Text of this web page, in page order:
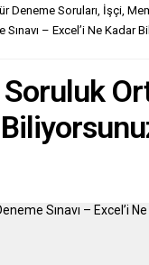
Deneme Soruları, İşçi,
– Excel’i Ne Kadar